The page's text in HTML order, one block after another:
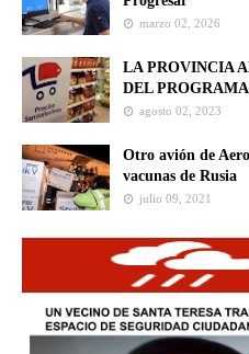
marzo 02, 2026
LA PROVINCIA
DEL
agosto 02, 2023
Otro avión de
vacunas de Rusia
julio 09, 2021